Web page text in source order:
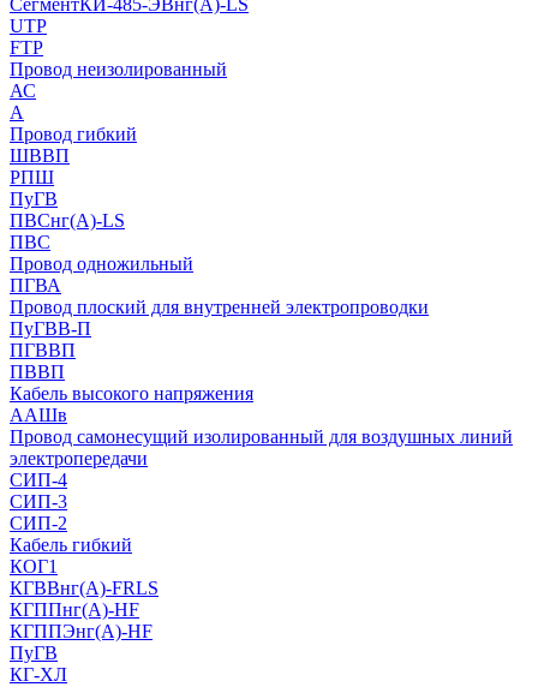
СегментКИ-485-ЭВнг(А)-LS
UTP
FTP
Провод неизолированный
АС
А
Провод гибкий
ШВВП
РПШ
ПуГВ
ПВСнг(А)-LS
ПВС
Провод одножильный
ПГВА
Провод плоский для внутренней электропроводки
ПуГВВ-П
ПГВВП
ПВВП
Кабель высокого напряжения
ААШв
Провод самонесущий изолированный для воздушных линий
электропередачи
СИП-4
СИП-3
СИП-2
Кабель гибкий
КОГ1
КГВВнг(А)-FRLS
КГППнг(A)-HF
КГППЭнг(A)-HF
ПуГВ
КГ-ХЛ